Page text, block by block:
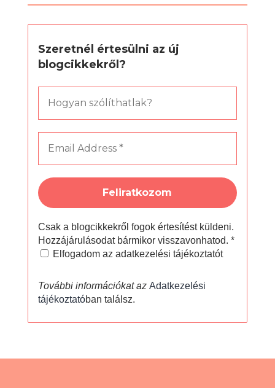
Szeretnél értesülni az új
blogcikkekről?
Csak a blogcikkekről fogok értesítést küldeni.
Hozzájárulásodat bármikor visszavonhatod. *
Elfogadom az adatkezelési tájékoztatót
További információkat az Adatkezelési
tájékoztatóban találsz.